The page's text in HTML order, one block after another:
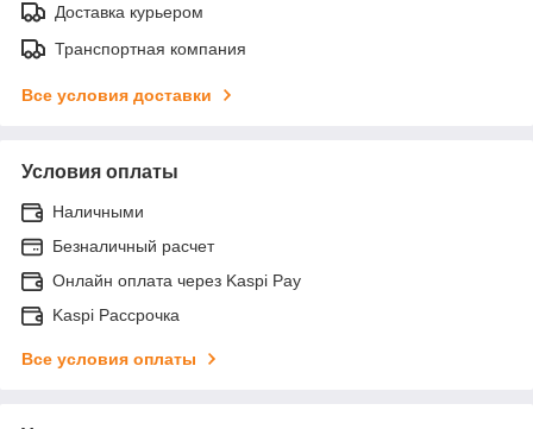
Доставка курьером
Транспортная компания
Все условия доставки
Условия оплаты
Наличными
Безналичный расчет
Онлайн оплата через Kaspi Pay
Kaspi Рассрочка
Все условия оплаты